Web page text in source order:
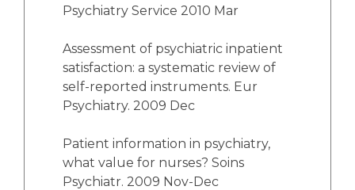
Psychiatry Service 2010 Mar
Assessment of psychiatric inpatient
satisfaction: a systematic review of
self-reported instruments. Eur
Psychiatry. 2009 Dec
Patient information in psychiatry,
what value for nurses? Soins
Psychiatr. 2009 Nov-Dec